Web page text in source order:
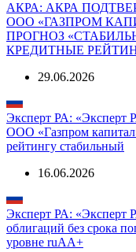
АКРА: АКРА
ООО «ГАЗПРОМ
ПРОГНОЗ
КРЕДИТНЫЕ
29.06.2026
Эксперт РА: «Эксперт
ООО «Газпром
рейтингу стабильный
16.06.2026
Эксперт РА: «Эксперт
облигаций без срока
уровне ruAА+